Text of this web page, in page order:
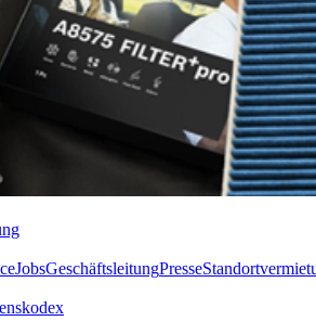
JobsGeschäftsleitungPresse